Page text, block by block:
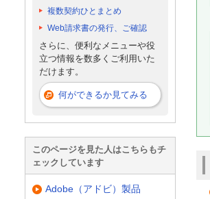
複数契約ひとまとめ
Web請求書の発行、ご確認
さらに、便利なメニューや役
立つ情報を数多くご利用いた
だけます。
何ができるか見てみる
このページを見た人はこちらもチ
ェックしています
Adobe（アドビ）製品